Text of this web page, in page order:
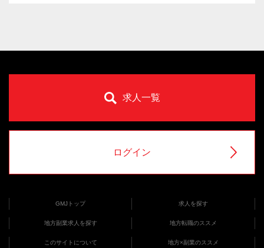
求人一覧
ログイン
GMJトップ 求人を探す
地方副業求人を探す 地方転職のススメ
このサイトについて 地方×副業のススメ